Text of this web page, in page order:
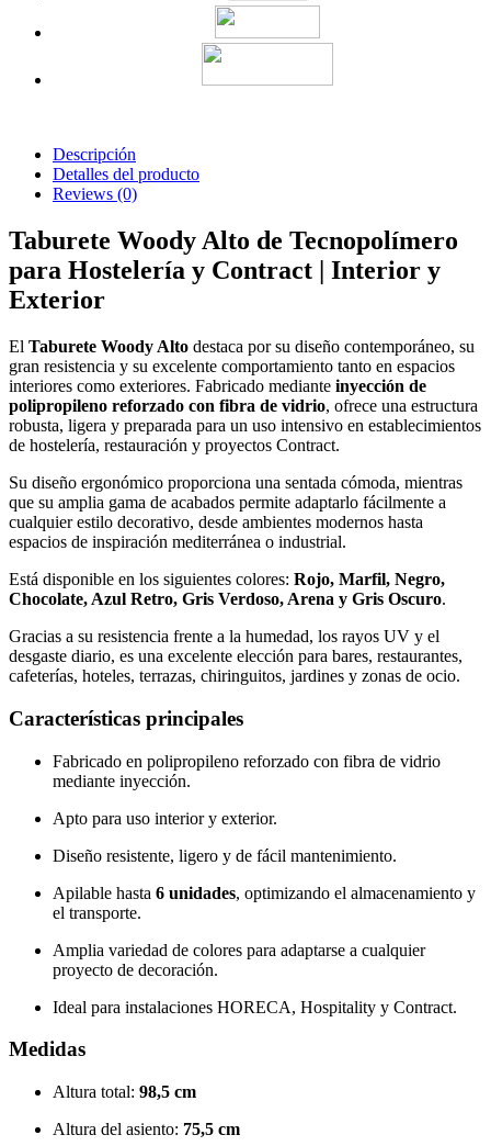
Descripción
Detalles del producto
Reviews (0)
Taburete Woody Alto de Tecnopolímero
para Hostelería y Contract | Interior y
Exterior
El Taburete Woody Alto destaca por su diseño contemporáneo, su
gran resistencia y su excelente comportamiento tanto en espacios
interiores como exteriores. Fabricado mediante inyección de
polipropileno reforzado con fibra de vidrio, ofrece una estructura
robusta, ligera y preparada para un uso intensivo en establecimientos
de hostelería, restauración y proyectos Contract.
Su diseño ergonómico proporciona una sentada cómoda, mientras
que su amplia gama de acabados permite adaptarlo fácilmente a
cualquier estilo decorativo, desde ambientes modernos hasta
espacios de inspiración mediterránea o industrial.
Está disponible en los siguientes colores: Rojo, Marfil, Negro,
Chocolate, Azul Retro, Gris Verdoso, Arena y Gris Oscuro.
Gracias a su resistencia frente a la humedad, los rayos UV y el
desgaste diario, es una excelente elección para bares, restaurantes,
cafeterías, hoteles, terrazas, chiringuitos, jardines y zonas de ocio.
Características principales
Fabricado en polipropileno reforzado con fibra de vidrio
mediante inyección.
Apto para uso interior y exterior.
Diseño resistente, ligero y de fácil mantenimiento.
Apilable hasta 6 unidades, optimizando el almacenamiento y
el transporte.
Amplia variedad de colores para adaptarse a cualquier
proyecto de decoración.
Ideal para instalaciones HORECA, Hospitality y Contract.
Medidas
Altura total: 98,5 cm
Altura del asiento: 75,5 cm